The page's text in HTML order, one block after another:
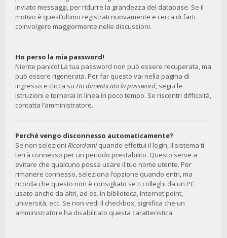
inviato messaggi, per ridurre la grandezza del database. Se il
motivo è quest’ultimo registrati nuovamente e cerca di farti
coinvolgere maggiormente nelle discussioni.
Ho perso la mia password!
Niente panico! La tua password non può essere recuperata, ma
può essere rigenerata. Per far questo vai nella pagina di
ingresso e clicca su Ho dimenticato la password, segui le
istruzioni e tornerai in linea in poco tempo. Se riscontri difficoltà,
contatta l’amministratore.
Perché vengo disconnesso automaticamente?
Se non selezioni Ricordamiquando effettui il login, il sistema ti
terrà connesso per un periodo prestabilito. Questo serve a
evitare che qualcuno possa usare il tuo nome utente. Per
rimanere connesso, seleziona l’opzione quando entri, ma
ricorda che questo non è consigliato se ti colleghi da un PC
usato anche da altri, ad es. in biblioteca, Internet point,
università, ecc. Se non vedi il checkbox, significa che un
amministratore ha disabilitato questa caratteristica.